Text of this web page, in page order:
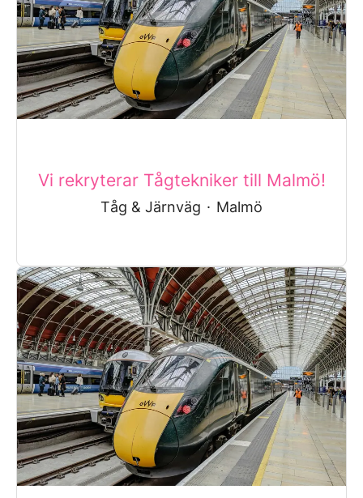
Vi rekryterar Tågtekniker till Malmö!
Tåg & Järnväg · Malmö